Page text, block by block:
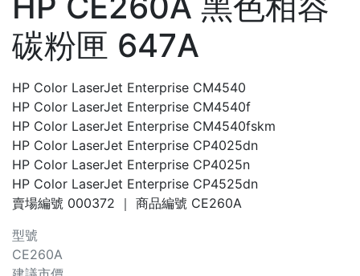
碳粉匣 647A
HP Color LaserJet Enterprise CM4540
HP Color LaserJet Enterprise CM4540f
HP Color LaserJet Enterprise CM4540fskm
HP Color LaserJet Enterprise CP4025dn
HP Color LaserJet Enterprise CP4025n
HP Color LaserJet Enterprise CP4525dn
賣場編號 000372 ｜ 商品編號 CE260A
型號
CE260A